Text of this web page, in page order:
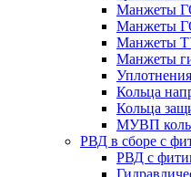
Манжеты
Манжеты
Манжеты
Манжеты
Кольца
Кольца
МУВП
РВД в сборе с
РВД с